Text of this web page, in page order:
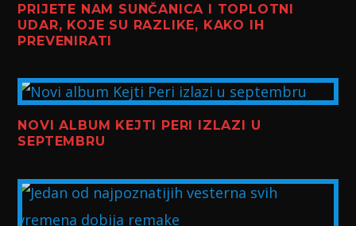
PRIJETE NAM SUNČANICA I TOPLOTNI
UDAR, KOJE SU RAZLIKE, KAKO IH
PREVENIRATI
NOVI ALBUM KEJTI PERI IZLAZI U
SEPTEMBRU